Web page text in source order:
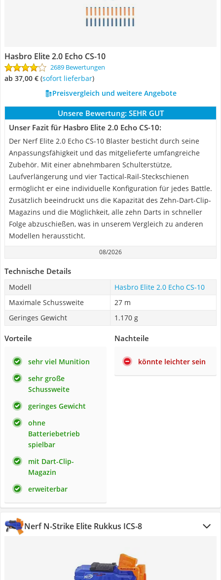
Hasbro Elite 2.0 Echo CS-10
2689 Bewertungen
ab 37,00 € ( Sofort lieferbar)
Preisvergleich und weitere Angebote
Unsere Bewertung: SEHR GUT
Unser Fazit für Hasbro Elite 2.0 Echo CS-10:
Der Nerf Elite 2.0 Echo CS-10 Blaster besticht durch seine
Anpassungsfähigkeit und das mitgelieferte umfangreiche
Zubehör. Mit einer abnehmbaren Schulterstütze,
Laufverlängerung und vier Tactical-Rail-Steckschienen
ermöglicht er eine individuelle Konfiguration für jedes Battle.
Zusätzlich beeindruckt uns die Kapazität des Zehn-Dart-Clip-
Magazins und die Möglichkeit, alle zehn Darts in schneller
Folge abzuschießen, was in unserem Vergleich zu anderen
Modellen heraussticht.
08/2026
Technische Details
Modell
Hasbro Elite 2.0 Echo CS-10
Maximale Schussweite
27 m
Geringes Gewicht
1.170 g
Vorteile
sehr viel Munition
sehr große
Schussweite
geringes Gewicht
ohne
Batteriebetrieb
spielbar
mit Dart-Clip-
Magazin
erweiterbar
Nachteile
könnte leichter sein
Nerf N-Strike Elite Rukkus ICS-8